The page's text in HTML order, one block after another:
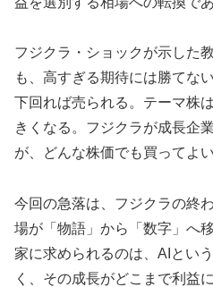
フジクラ・ショックが示した
も、高すぎる期待には勝てな
下回れば売られる。テーマ株
きくなる。フジクラが成長企
が、どんな株価でも買ってよ
今回の急落は、フジクラの終
場が「物語」から「数字」へ
家に求められるのは、AIとい
く、その成長がどこまで利益